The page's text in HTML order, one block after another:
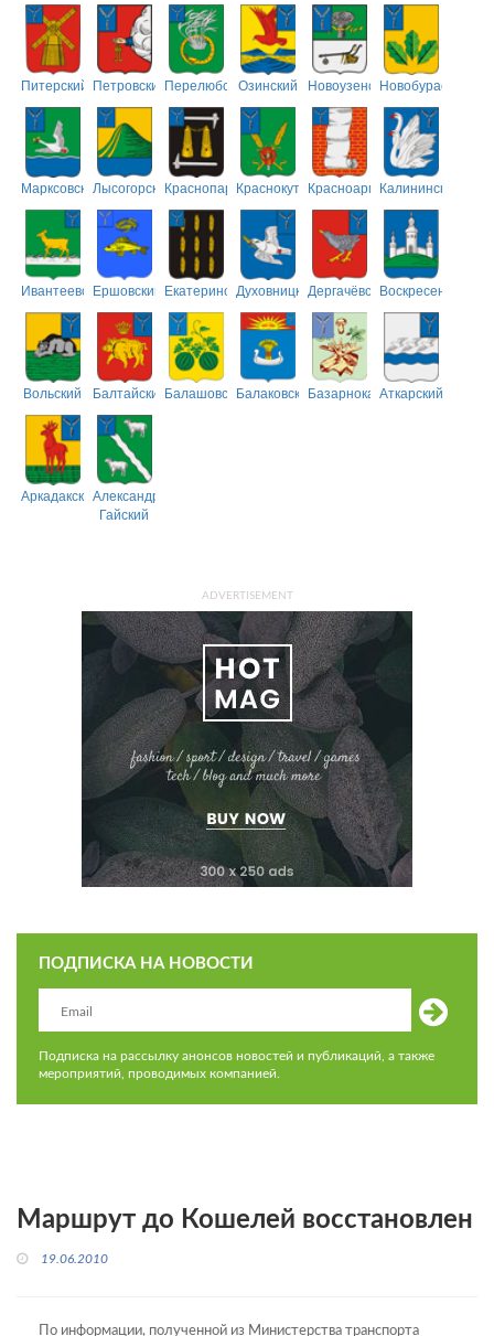
Питерский ПетровскийПерелюбскийОзинский НовоузенскийНовобурасский
МарксовскийЛысогорскийКраснопартизанский
КраснокутскийКрасноармейский
Калининский
ИвантеевскийЕршовский ЕкатериновскийДуховницкийДергачёвскийВоскресенский
Вольский БалтайскийБалашовскийБалаковскийБазарнокарабулакский
Аткарский
АркадакскийАлександрово-
Гайский
ADVERTISEMENT
ПОДПИСКА НА НОВОСТИ
Подписка на рассылку анонсов новостей и публикаций, а также
мероприятий, проводимых компанией.
Маршрут до Кошелей восстановлен
19.06.2010
По информации, полученной из Министерства транспорта